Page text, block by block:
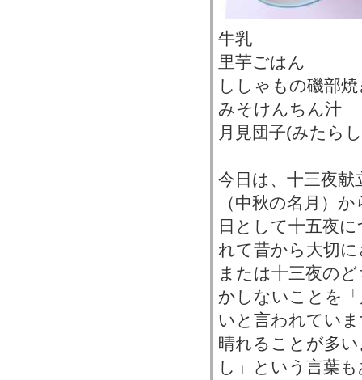
牛乳
里芋ごはん
ししゃもの磯部焼
みそけんちん汁
月見団子(みたら
今日は、十三夜
（中秋の名月）
日として十五夜
れて昔から大切
または十三夜の
かしないことを
いと言われてい
晴れることが多
し」という言葉